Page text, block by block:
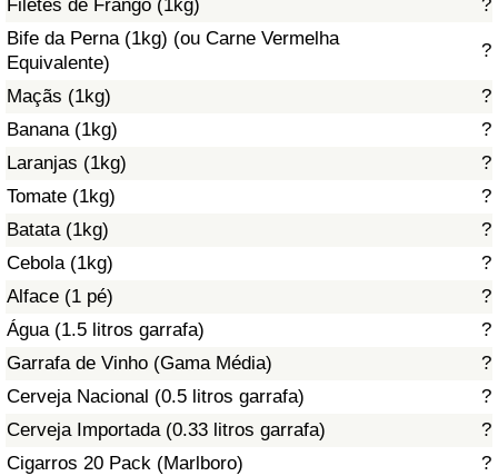
Filetes de Frango (1kg)
?
Bife da Perna (1kg) (ou Carne Vermelha
Equivalente)
?
Maçãs (1kg)
?
Banana (1kg)
?
Laranjas (1kg)
?
Tomate (1kg)
?
Batata (1kg)
?
Cebola (1kg)
?
Alface (1 pé)
?
Água (1.5 litros garrafa)
?
Garrafa de Vinho (Gama Média)
?
Cerveja Nacional (0.5 litros garrafa)
?
Cerveja Importada (0.33 litros garrafa)
?
Cigarros 20 Pack (Marlboro)
?
Poluição
Índice de poluição
Indicador de Poluição por País
Trânsito
Indicador de Trânsito
Indicador de Trânsito (Atual)
Indicador de Trânsito por País